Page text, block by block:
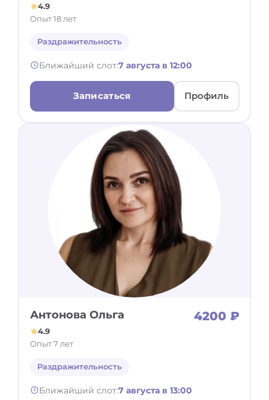
4.9
Опыт 18 лет
Раздражительность
Ближайший слот:7 августа в 12:00
Записаться Профиль
Антонова Ольга 4200 ₽
4.9
Опыт 7 лет
Раздражительность
Ближайший слот:7 августа в 13:00